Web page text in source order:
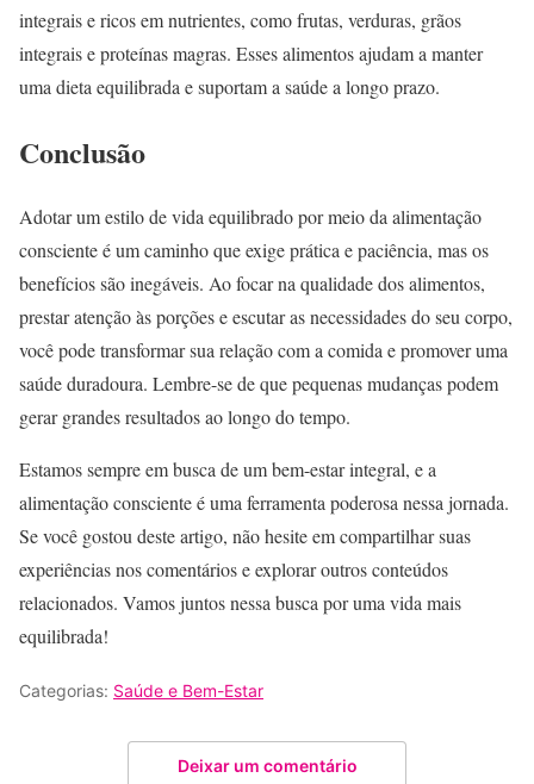
integrais e ricos em nutrientes, como frutas, verduras, grãos
integrais e proteínas magras. Esses alimentos ajudam a manter
uma dieta equilibrada e suportam a saúde a longo prazo.
Conclusão
Adotar um estilo de vida equilibrado por meio da alimentação
consciente é um caminho que exige prática e paciência, mas os
benefícios são inegáveis. Ao focar na qualidade dos alimentos,
prestar atenção às porções e escutar as necessidades do seu corpo,
você pode transformar sua relação com a comida e promover uma
saúde duradoura. Lembre-se de que pequenas mudanças podem
gerar grandes resultados ao longo do tempo.
Estamos sempre em busca de um bem-estar integral, e a
alimentação consciente é uma ferramenta poderosa nessa jornada.
Se você gostou deste artigo, não hesite em compartilhar suas
experiências nos comentários e explorar outros conteúdos
relacionados. Vamos juntos nessa busca por uma vida mais
equilibrada!
Categorias: Saúde e Bem-Estar
Deixar um comentário